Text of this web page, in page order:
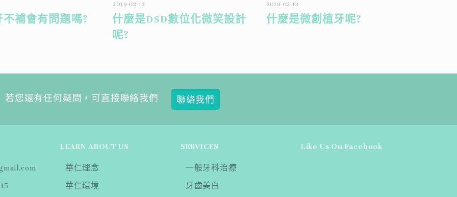
不補會有問題嗎?
2019-02-13
什麼是DSD數位化微笑設計
呢?
2019-02-13
什麼是微創植牙呢?
若您還有任何疑問，可直接聯絡我們 聯絡我們
LEARN ABOUT US
華仁理念
華仁環境
SERVICES
一般牙科治療
牙齒美白
Like Us On Facebook